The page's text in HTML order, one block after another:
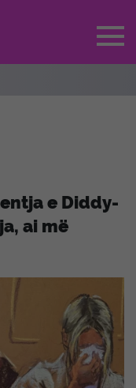
e Diddy-
ai më